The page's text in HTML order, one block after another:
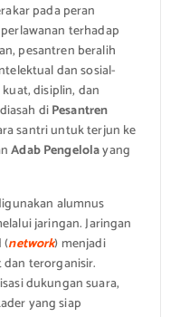
pada peran
terhadap
pesantren beralih
dan sosial-
disiplin, dan
diPesantren
santri untuk terjun ke
Adab Pengelolayang
alumnus
jaringan. Jaringan
(network) menjadi
terorganisir.
dukungan suara,
yang siap